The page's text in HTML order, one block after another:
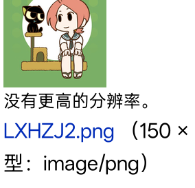
没有更高的分辨率。
LXHZJ2.png
（150
型：image/png）